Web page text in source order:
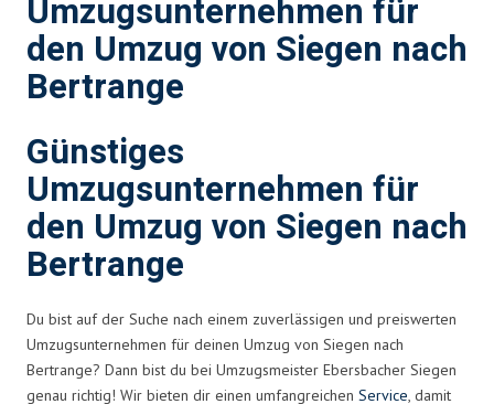
Umzugsunternehmen für
den Umzug von Siegen nach
Bertrange
Günstiges
Umzugsunternehmen für
den Umzug von Siegen nach
Bertrange
Du bist auf der Suche nach einem zuverlässigen und preiswerten
Umzugsunternehmen für deinen Umzug von Siegen nach
Bertrange? Dann bist du bei Umzugsmeister Ebersbacher Siegen
genau richtig! Wir bieten dir einen umfangreichen Service, damit